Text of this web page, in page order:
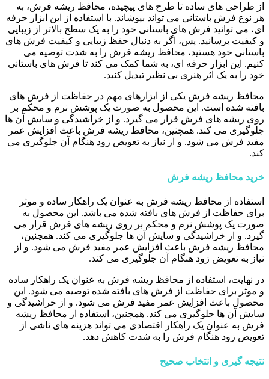
از طراحی های ساده تا طرح های پیچیده، محافظ ریشه فرش، به
هر نوع فرش باستانی می تواند بپوشاند. با استفاده از این ابزار حرفه
ای، می توانید فرش های باستانی خود را به یک سطح بالاتر از زیبایی
و کیفیت برسانید. پس، اگر به دنبال حفظ زیبایی و کیفیت فرش های
باستانی خود هستید، محافظ ریشه فرش را به شدت توصیه می
کنیم. این ابزار حرفه ای، به شما کمک می کند تا فرش های باستانی
خود را به یک اثر هنری بی نظیر تبدیل کنید.
محافظ ریشه فرش یکی از ابزارهای مهم در حفاظت از فرش های
بافته شده است. این محصول به صورت یک پوشش نرم و محکم بر
روی ریشه های فرش قرار می گیرد. و از خراشیدگی و سایش آن ها
جلوگیری می کند. همچنین، محافظ ریشه فرش باعث افزایش عمر
مفید فرش می شود. و از نیاز به تعویض زود هنگام آن جلوگیری می
کند.
خرید محافظ ریشه فرش
استفاده از محافظ ریشه فرش به عنوان یک راهکار ساده و موثر
برای حفاظت از فرش های بافته شده می باشد. این محصول به
صورت یک پوشش نرم و محکم بر روی ریشه های فرش قرار می
گیرد. و از خراشیدگی و سایش آن ها جلوگیری می کند. همچنین،
محافظ ریشه فرش باعث افزایش عمر مفید فرش می شود. و از
نیاز به تعویض زود هنگام آن جلوگیری می کند.
در نهایت، استفاده از محافظ ریشه فرش به عنوان یک راهکار ساده
و موثر برای حفاظت از فرش های بافته شده توصیه می شود. این
محصول باعث افزایش عمر مفید فرش می شود. و از خراشیدگی و
سایش آن ها جلوگیری می کند. همچنین، استفاده از محافظ ریشه
فرش به عنوان یک راهکار اقتصادی می تواند هزینه های ناشی از
تعویض زود هنگام فرش را به شدت کاهش دهد.
نتیجه گیری و انتخاب صحیح